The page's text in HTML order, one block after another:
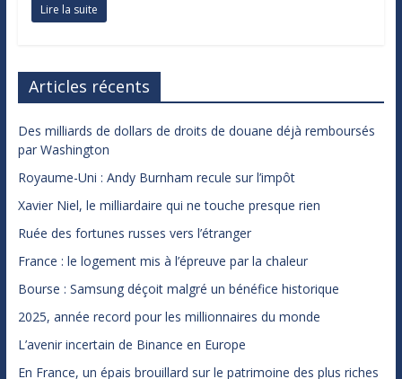
Lire la suite
Articles récents
Des milliards de dollars de droits de douane déjà remboursés
par Washington
Royaume-Uni : Andy Burnham recule sur l’impôt
Xavier Niel, le milliardaire qui ne touche presque rien
Ruée des fortunes russes vers l’étranger
France : le logement mis à l’épreuve par la chaleur
Bourse : Samsung déçoit malgré un bénéfice historique
2025, année record pour les millionnaires du monde
L’avenir incertain de Binance en Europe
En France, un épais brouillard sur le patrimoine des plus riches